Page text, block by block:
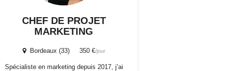
CHEF DE PROJET
MARKETING
Bordeaux (33) 350 €/jour
Spécialiste en marketing depuis 2017, j’ai